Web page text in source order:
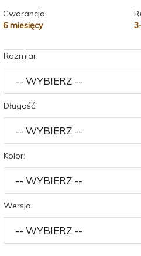
Gwarancja:
6 miesięcy
Rozmiar:
Długość:
Kolor:
Wersja: